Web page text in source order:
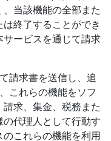
当該機能の全部また
終了することができ
サービスを通じて請求
請求書を送信し、追
これらの機能をソフ
請求、集金、税務また
代理人として行動す
これらの機能を利用